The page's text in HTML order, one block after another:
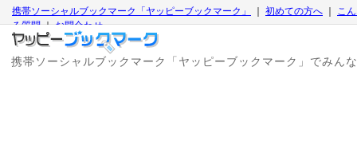
携帯ソーシャルブックマーク「ヤッピーブックマーク」 初めての方へ
こ
る質問｜お問合わせ
携帯ソーシャルブックマーク「ヤッピーブックマーク」でみん